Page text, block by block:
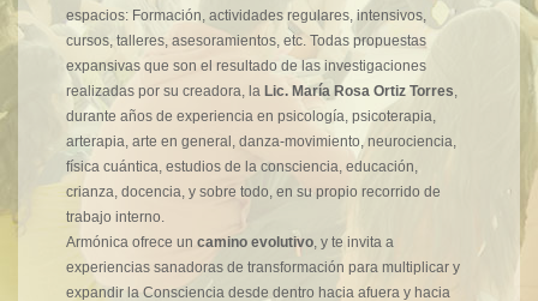
espacios: Formación, actividades regulares, intensivos,
cursos, talleres, asesoramientos, etc. Todas propuestas
expansivas que son el resultado de las investigaciones
realizadas por su creadora, la Lic. María Rosa Ortiz Torres,
durante años de experiencia en psicología, psicoterapia,
arterapia, arte en general, danza-movimiento, neurociencia,
física cuántica, estudios de la consciencia, educación,
crianza, docencia, y sobre todo, en su propio recorrido de
trabajo interno.
Armónica ofrece un camino evolutivo, y te invita a
experiencias sanadoras de transformación para multiplicar y
expandir la Consciencia desde dentro hacia afuera y hacia